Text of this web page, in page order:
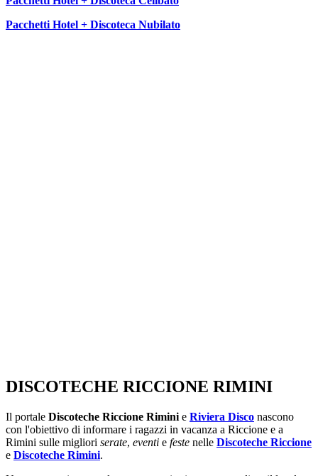
Pacchetti Hotel + Discoteca Nubilato
DISCOTECHE RICCIONE RIMINI
Il portale Discoteche Riccione Rimini e Riviera Disco nascono
con l'obiettivo di informare i ragazzi in vacanza a Riccione e a
Rimini sulle migliori serate, eventi e feste nelle Discoteche Riccione
e Discoteche Rimini.